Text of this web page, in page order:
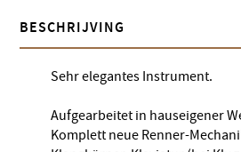
BESCHRIJVING
Sehr elegantes Instrument.
Aufgearbeitet in hauseigener
Komplett neue Renner-